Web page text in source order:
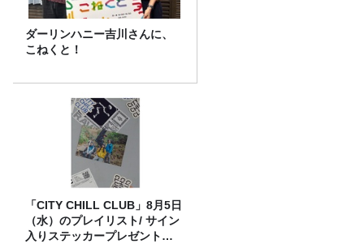
ダーリンハニー吉川さんに、
こねくと！
「CITY CHILL CLUB」8月5日
（水）のプレイリスト/ サイン
入りステッカープレゼント有